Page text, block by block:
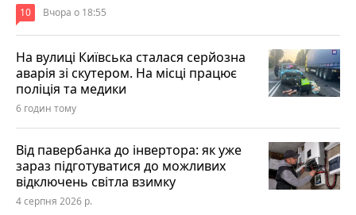
10 Вчора о 18:55
На вулиці Київська сталася серйозна
аварія зі скутером. На місці працює
поліція та медики
6 годин тому
Від павербанка до інвертора: як уже
зараз підготуватися до можливих
відключень світла взимку
4 серпня 2026 р.